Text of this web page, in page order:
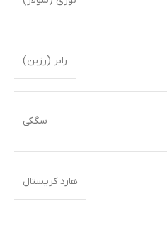
رابر (رزین)
سگکی
هارد کریستال